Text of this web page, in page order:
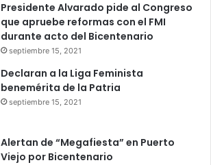
Presidente Alvarado pide al Congreso
que apruebe reformas con el FMI
durante acto del Bicentenario
septiembre 15, 2021
Declaran a la Liga Feminista
benemérita de la Patria
septiembre 15, 2021
Alertan de “Megafiesta” en Puerto
Viejo por Bicentenario